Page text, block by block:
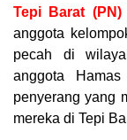
Tepi Barat (PN)
anggota
pecah di
anggota
penyerang yang
mereka di Tepi